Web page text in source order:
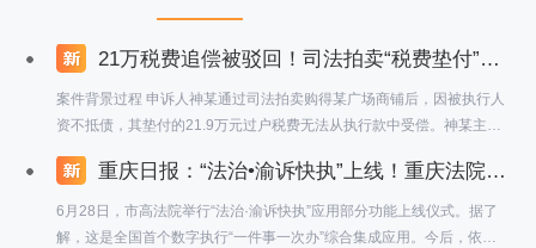
21万税费追偿被驳回！司法拍卖“税费垫付”条款引争议？最高法院一锤定音：司法拍卖公告中的税费垫付条款具有强制约束力！
案件背景过程 申诉人神某通过司法拍卖购得某广场商铺后，因被执行人
资不抵债，其垫付的21.9万元过户税费无法从执行款中受偿。神某主张
经最高人民法院审查，裁定维持原判。 争议焦点 司法拍卖公告中"垫付
税费不得从本次成交款受偿"条款是否有效？ 买受人能否突破合同约定
主张税费优先受偿？ 税费承担条款是否违反公平原则？
重庆日报：“法治•渝诉快执”上线！重庆法院率先建成全国首个数字执行“一件事一次办”综合集成应用
6月28日，市高法院举行“法治·渝诉快执”应用部分功能上线仪式。据了
解，这是全国首个数字执行“一件事一次办”综合集成应用。今后，依托